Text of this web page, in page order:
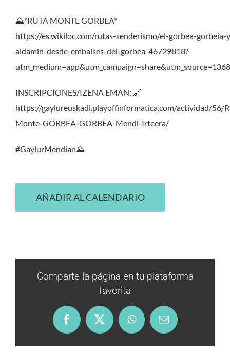
⛰️*RUTA MONTE GORBEA*
https://es.wikiloc.com/rutas-senderismo/el-gorbea-gorbeia-
aldamin-desde-embalses-del-gorbea-46729818?
INSCRIPCIONES/IZENA EMAN: 🔗
https://gaylureuskadi.playoffinformatica.com/actividad/56/
Monte-GORBEA-GORBEA-Mendi-Irteera/
#GaylurMendian⛰️
AÑADIR AL CALENDARIO
Comparte la página en tu plataforma
favorita
Facebook
X WhatsAppEmail